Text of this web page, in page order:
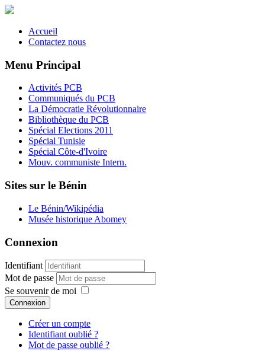
Accueil
Contactez nous
Menu Principal
Activités PCB
Communiqués du PCB
La Démocratie Révolutionnaire
Bibliothèque du PCB
Spécial Elections 2011
Spécial Tunisie
Spécial Côte-d'Ivoire
Mouv. communiste Intern.
Sites sur le Bénin
Le Bénin/Wikipédia
Musée historique Abomey
Connexion
Identifiant
Mot de passe
Se souvenir de moi
Connexion
Créer un compte
Identifiant oublié ?
Mot de passe oublié ?